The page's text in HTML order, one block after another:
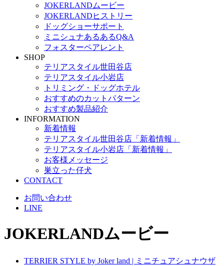
JOKERLANDムービー
JOKERLANDヒストリー
ドッグショーサポート
ミニシュナあるあるQ&A
フォスターペアレント
SHOP
テリアスタイル世田谷店
テリアスタイル小岩店
トリミング・ドッグホテル
おすすめのカットパターン
おすすめ製品紹介
INFORMATION
新着情報
テリアスタイル世田谷店「新着情報」
テリアスタイル小岩店「新着情報」
お客様メッセージ
巣立った仔犬
CONTACT
お問い合わせ
LINE
JOKERLANDムービー
TERRIER STYLE by Joker land | ミニチュアシュナウザ